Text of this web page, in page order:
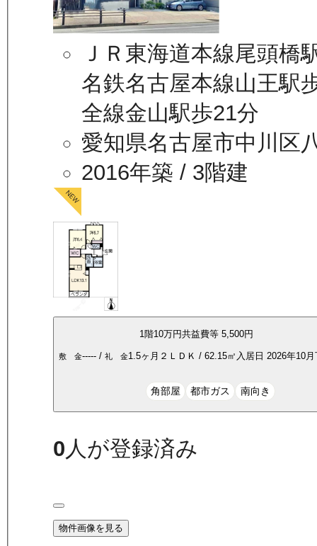
ＪＲ東海道本線尾頭橋
名鉄名古屋本線山王駅
全線金山駅歩21分
愛知県名古屋市中川区
2016年築 / 3階建
1階10万円共益費等 5,500円
敷 金----- /礼 金1.5ヶ月 ２ＬＤＫ /62.15㎡ 入居日2026年10
角部屋 都市ガス 南向き
0 人が登録済み
物件画像を見る